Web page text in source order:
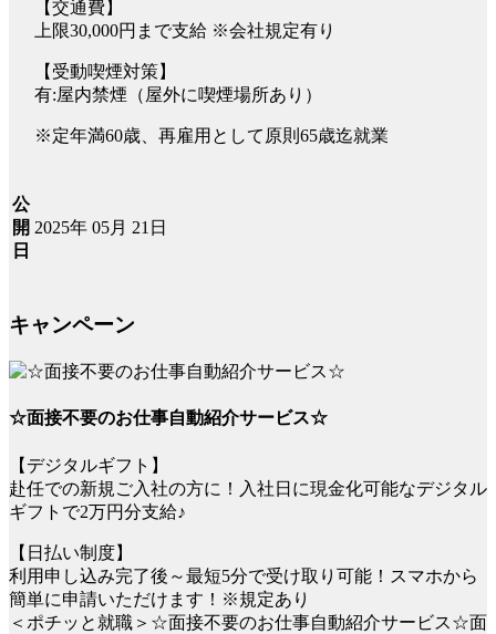
【交通費】
上限30,000円まで支給 ※会社規定有り
【受動喫煙対策】
有:屋内禁煙（屋外に喫煙場所あり）
※定年満60歳、再雇用として原則65歳迄就業
公
開
日
2025年 05月 21日
キャンペーン
☆面接不要のお仕事自動紹介サービス☆
【デジタルギフト】
赴任での新規ご入社の方に！入社日に現金化可能なデジタル
ギフトで2万円分支給♪
【日払い制度】
利用申し込み完了後～最短5分で受け取り可能！スマホから
簡単に申請いただけます！※規定あり
＜ポチッと就職＞☆面接不要のお仕事自動紹介サービス☆面